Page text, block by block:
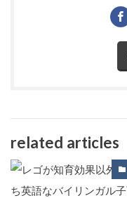
related articles